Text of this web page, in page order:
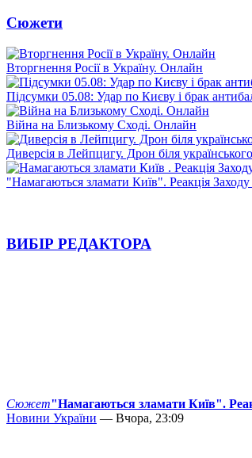
Сюжети
Вторгнення Росії в Україну. Онлайн
Підсумки 05.08: Удар по Києву і брак
Війна на Близькому Сході. Онлайн
Диверсія в Лейпцигу. Дрон біля українського
"Намагаються зламати Київ". Реакція Заходу
ВИБІР РЕДАКТОРА
Сюжет"Намагаються зламати Київ".
Новини України — Вчора, 23:09